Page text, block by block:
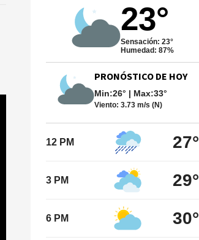
23°
Sensación: 23°
Humedad: 87%
PRONÓSTICO DE HOY
Min:26° | Max:33°
Viento: 3.73 m/s (N)
12 PM 27°
3 PM 29°
6 PM 30°